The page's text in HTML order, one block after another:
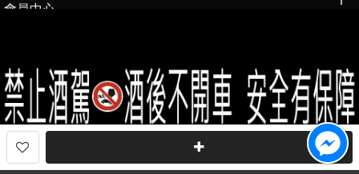
會員中心
2021思橙國際有限公司 版權所有 禁止轉貼節錄 All rights reserved.